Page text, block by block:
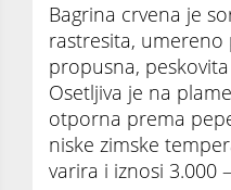
Bagrina crvena je
rastresita, umereno
propusna,
Osetljiva je na
otporna prema
niske zimske
varira i iznosi 3.000